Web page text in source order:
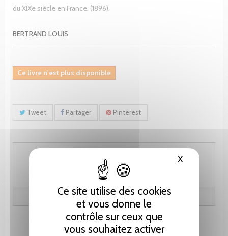
Ce site utilise des cookies
et vous donne le
contrôle sur ceux que
vous souhaitez activer
XMasquer
du XIXe siècle en France. (1896).
BERTRAND LOUIS
Ce livre n'est plus disponible
Tweet Partager Pinterest
82.10 CHF